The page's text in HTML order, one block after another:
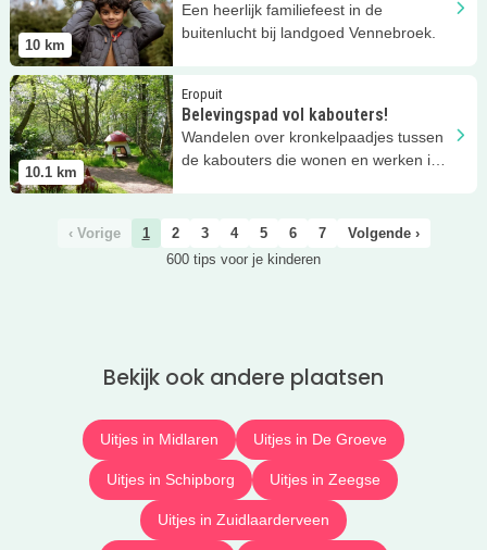
10 km
Een heerlijk familiefeest in de
buitenlucht bij landgoed Vennebroek.
10.1 km
Eropuit
Belevingspad vol kabouters!
Wandelen over kronkelpaadjes tussen
de kabouters die wonen en werken in
Lees meer Belevingspad vol kabouters!
‹ Vorige 1 2 3 4 5 6 7
Volgende ›
600 tips voor je kinderen
Bekijk ook andere plaatsen
Uitjes in Midlaren Uitjes in De Groeve
Uitjes in Schipborg Uitjes in Zeegse
Uitjes in Zuidlaarderveen